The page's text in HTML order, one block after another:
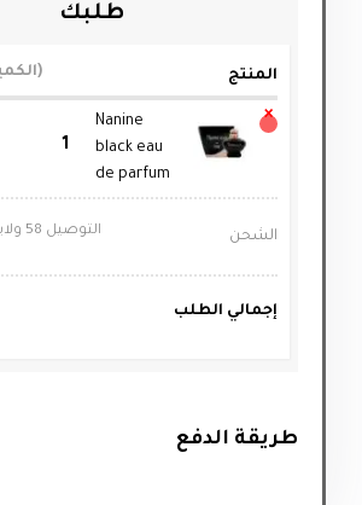
طلبك
المنتج
×
Nanine
black eau
de parfum
الشحن التوصيل 58 ولاية وبسعر مميز
إجمالي الطلب
طريقة الدفع